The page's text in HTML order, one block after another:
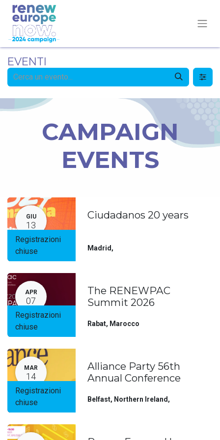
EVENTI
CAMPAIGN
EVENTS
GIU
13
Registrazioni
chiuse
Ciudadanos 20 years
Madrid ,
APR
07
Registrazioni
chiuse
The RENEWPAC
Summit 2026
Rabat, Marocco
MAR
14
Registrazioni
chiuse
Alliance Party 56th
Annual Conference
Belfast, Northern Ireland ,